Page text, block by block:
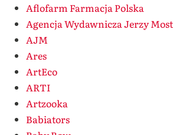
Aflofarm Farmacja Polska
Agencja Wydawnicza Jerzy
AJM
Ares
ArtEco
ARTI
Artzooka
Babiators